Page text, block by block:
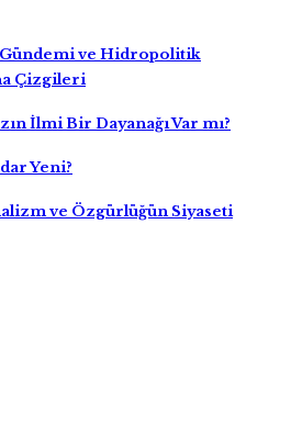
Gündemi ve Hidropolitik
Çizgileri
İlmi Bir Dayanağı Var mı?
Yeni?
ve Özgürlüğün Siyaseti